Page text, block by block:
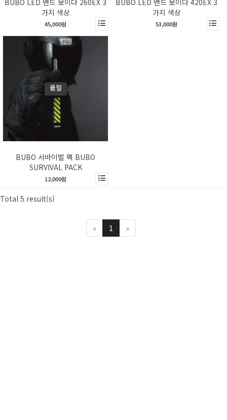
BUBO LED 밴드 보이다 260EX 3
가지 색상
45,000원
BUBO LED 밴드 보이다 420EX 3
가지 색상
53,000원
품절
BUBO
BUBO 서바이벌 팩 BUBO
SURVIVAL PACK
12,000원
Total 5 result(s)
« 1 »